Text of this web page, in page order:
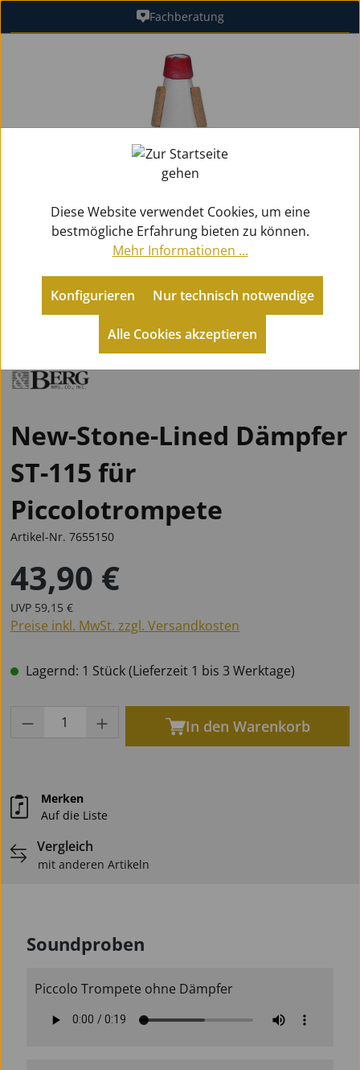
Zum Hauptinhalt springenFachberatung
Bildergalerie überspringen
Dämpfer
New-Stone-Lined Dämpfer
ST-115 für
Piccolotrompete
Artikel-Nr. 7655150
Regulärer Preis:
43,90 €
UVP Regulärer Preis:
59,15 €
Preise inkl. MwSt. zzgl. Versandkosten
Lagernd: 1 Stück (Lieferzeit 1 bis 3 Werktage)
Produkt Anzahl: Gib den gewünschten
In den Warenkorb
Merken
Auf die Liste
Vergleich
mit anderen Artikeln
Soundproben
Piccolo Trompete ohne Dämpfer
Diese Website verwendet Cookies, um eine
bestmögliche Erfahrung bieten zu können.
Mehr Informationen ...
Konfigurieren
Alle Cookies akzeptieren
Nur technisch notwendige